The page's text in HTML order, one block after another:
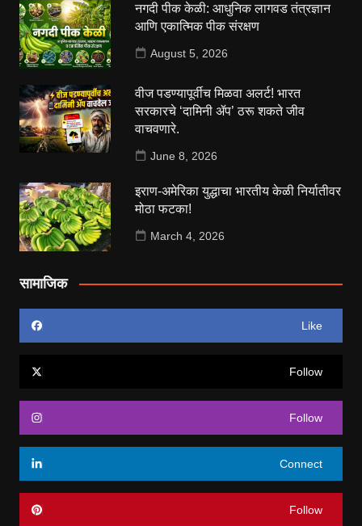
नगदी पीक केळी: आधुनिक लागवड तंत्रज्ञान
आणि एकात्मिक पीक संरक्षण
August 5, 2026
वीज पडण्यापूर्वीच मिळवा अलर्ट! भारत
सरकारचे ‘दामिनी ॲप’ ठरू शकते जीव
वाचवणारे.
June 8, 2026
इराण-अमेरिका युद्धाचा भारतीय केळी निर्यातीवर
मोठा फटका!
March 4, 2026
सामाजिक
Like
Follow
Follow
Connect
Follow